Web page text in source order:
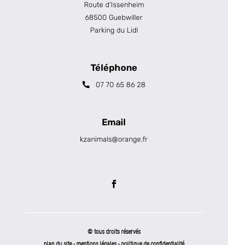
Route d’Issenheim
68500 Guebwiller
Parking du Lidl
Téléphone
07 70 65 86 28
Email
kzanimals@orange.fr
© tous droits réservés